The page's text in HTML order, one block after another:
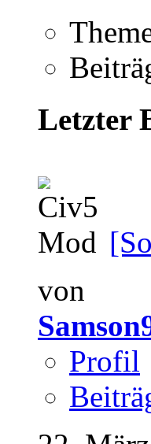
Letzter
von
Profil